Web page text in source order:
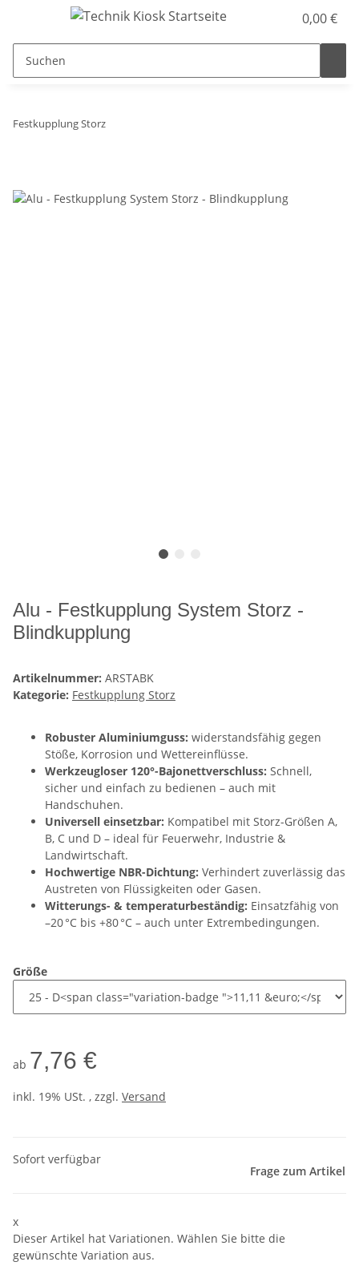
0,00 €
Festkupplung Storz
Alu - Festkupplung System Storz -
Blindkupplung
Artikelnummer: ARSTABK
Kategorie: Festkupplung Storz
Robuster Aluminiumguss: widerstandsfähig gegen
Stöße, Korrosion und Wettereinflüsse.
Werkzeugloser 120°-Bajonettverschluss: Schnell,
sicher und einfach zu bedienen – auch mit
Handschuhen.
Universell einsetzbar: Kompatibel mit Storz-Größen A,
B, C und D – ideal für Feuerwehr, Industrie &
Landwirtschaft.
Hochwertige NBR-Dichtung: Verhindert zuverlässig das
Austreten von Flüssigkeiten oder Gasen.
Witterungs- & temperaturbeständig: Einsatzfähig von
–20 °C bis +80 °C – auch unter Extrembedingungen.
Größe
ab 7,76 €
inkl. 19% USt. , zzgl. Versand
Sofort verfügbar
Frage zum Artikel
x
Dieser Artikel hat Variationen. Wählen Sie bitte die
gewünschte Variation aus.